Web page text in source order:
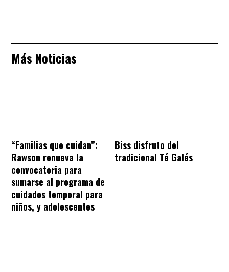
Más Noticias
“Familias que cuidan”:
Rawson renueva la
convocatoria para
sumarse al programa de
cuidados temporal para
niños, y adolescentes
Biss disfruto del
tradicional Té Galés